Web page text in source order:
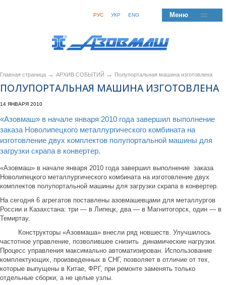
РУС УКР ENG Меню
Главная страница → АРХИВ СОБЫТИЙ → Полупортальная машина изготовлена
ПОЛУПОРТАЛЬНАЯ МАШИНА ИЗГОТОВЛЕНА
14 ЯНВАРЯ 2010
«Азовмаш» в начале января 2010 года завершил выполнение
заказа Новолипецкого металлургического комбината на
изготовление двух комплектов полупортальной машины для
загрузки скрапа в конвертер.
«Азовмаш» в начале января 2010 года завершил выполнение заказа
Новолипецкого металлургического комбината на изготовление двух
комплектов полупортальной машины для загрузки скрапа в конвертер.
На сегодня 6 агрегатов поставлены азовмашевцами для металлургов
России и Казахстана: три — в Липецк, два — в Магнитогорск, один — в
Темиртау.
Конструкторы «Азовмаша» внесли ряд новшеств. Улучшилось
частотное управление, позволившее снизить динамические нагрузки.
Процесс управления максимально автоматизирован. Использование
комплектующих, произведенных в СНГ, позволяет в отличие от тех,
которые выпущены в Китае, ФРГ, при ремонте заменять только
отдельные сборки, а не целые узлы.